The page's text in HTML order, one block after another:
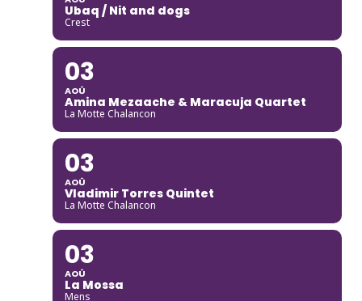
Ubaq / Nit and dogs
Crest
03
AOÛ
Amina Mezaache & Maracuja Quartet
La Motte Chalancon
03
AOÛ
Vladimir Torres Quintet
La Motte Chalancon
03
AOÛ
La Mossa
Mens